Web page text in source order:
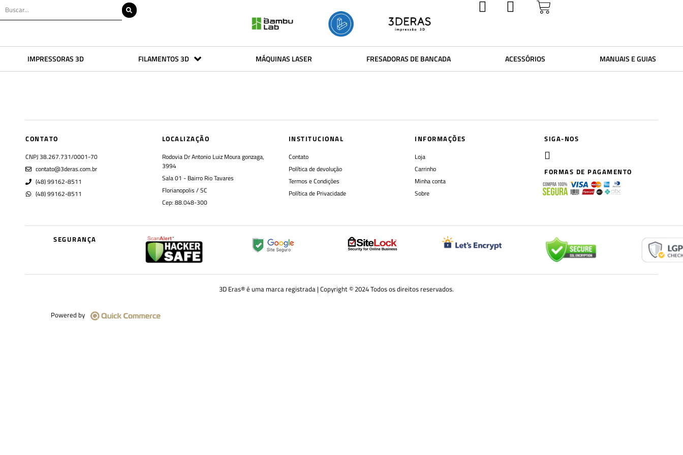
IMPRESSORAS 3D FILAMENTOS 3D MÁQUINAS LASER FRESADORAS DE BANCADA ACESSÓRIOS MANUAIS E GUIAS
CONTATO
CNPJ 38.267.731/0001-70
contato@3deras.com.br
(48) 99162-8511
(48) 99162-8511
LOCALIZAÇÃO
Rodovia Dr Antonio Luiz Moura gonzaga,
3994
Sala 01 - Bairro Rio Tavares
Florianopolis / SC
Cep: 88.048-300
INSTITUCIONAL
Contato
Política de devolução
Termos e Condições
Política de Privacidade
INFORMAÇÕES
Loja
Carrinho
Minha conta
Sobre
SIGA-NOS
FORMAS DE PAGAMENTO
SEGURANÇA
3D Eras®️ é uma marca registrada | Copyright ©️ 2024 Todos os direitos reservados.
Powered by